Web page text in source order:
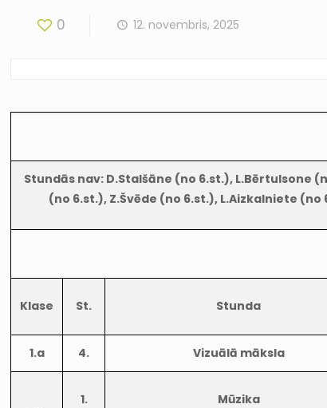
0 12. novembris, 2025
Stundās nav: D.Stalšāne (no 6.st.), L.Bērtulsone
(no 6.st.), Z.Švēde (no 6.st.), L.Aizkalniete
Klase St. Stunda
1.a 4. Vizuālā māksla
1. Mūzika